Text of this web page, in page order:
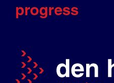
progress